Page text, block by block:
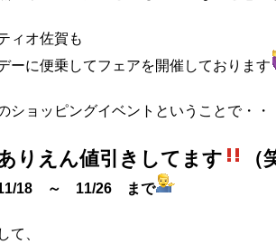
ィオ佐賀も
ーに便乗してフェアを開催しております
ショッピングイベントということで・・
りえん値引きしてます （
18 ～ 11/26 まで
て、